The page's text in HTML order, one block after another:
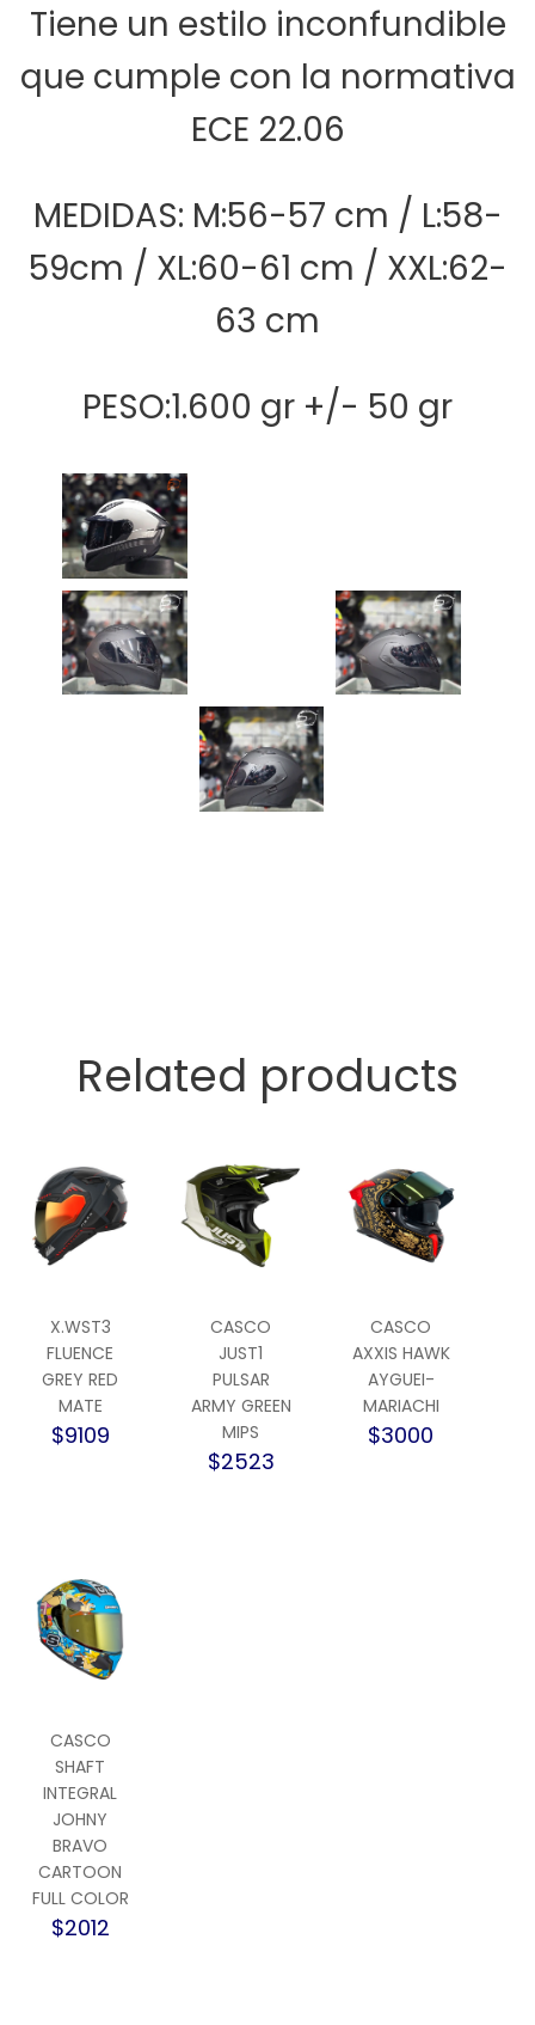
Tiene un estilo inconfundible
que cumple con la normativa
ECE 22.06
MEDIDAS: M:56-57 cm / L:58-
59cm / XL:60-61 cm / XXL:62-
63 cm
PESO:1.600 gr +/- 50 gr
Related products
X.WST3
FLUENCE
GREY RED
MATE
$9109
CASCO
JUST1
PULSAR
ARMY GREEN
MIPS
$2523
CASCO
AXXIS HAWK
AYGUEI-
MARIACHI
$3000
CASCO
SHAFT
INTEGRAL
JOHNY
BRAVO
CARTOON
FULL COLOR
$2012